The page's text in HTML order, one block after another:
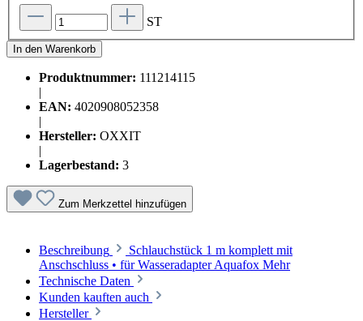
ST
In den Warenkorb
Produktnummer: 111214115
|
EAN: 4020908052358
|
Hersteller: OXXIT
|
Lagerbestand: 3
Zum Merkzettel hinzufügen
Beschreibung
Schlauchstück 1 m komplett mit
Anschschluss • für Wasseradapter Aquafox Mehr
Technische Daten
Kunden kauften auch
Hersteller